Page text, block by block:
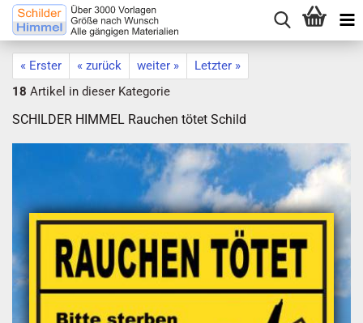
« Erster « zurück weiter »
Letzter »
18 Artikel in dieser Kategorie
SCHILDER HIMMEL Rauchen tötet Schild